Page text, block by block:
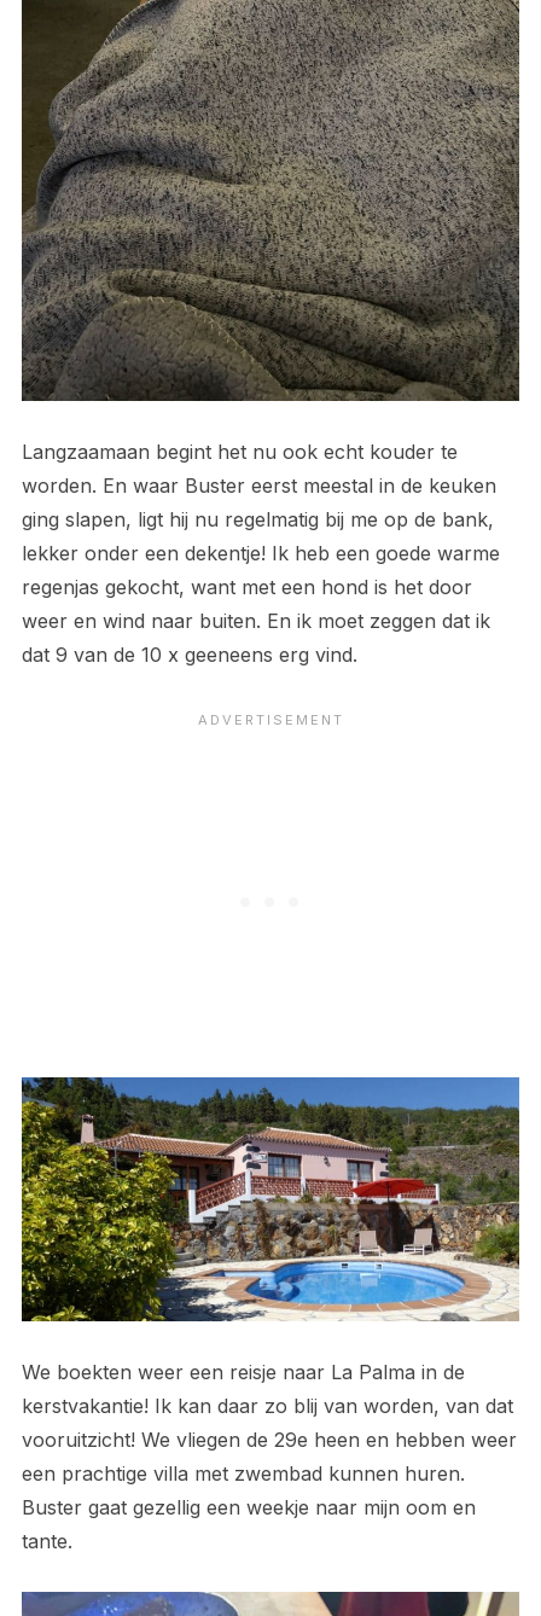
Langzaamaan begint het nu ook echt kouder te
worden. En waar Buster eerst meestal in de keuken
ging slapen, ligt hij nu regelmatig bij me op de bank,
lekker onder een dekentje! Ik heb een goede warme
regenjas gekocht, want met een hond is het door
weer en wind naar buiten. En ik moet zeggen dat ik
dat 9 van de 10 x geeneens erg vind.
We boekten weer een reisje naar La Palma in de
kerstvakantie! Ik kan daar zo blij van worden, van dat
vooruitzicht! We vliegen de 29e heen en hebben weer
een prachtige villa met zwembad kunnen huren.
Buster gaat gezellig een weekje naar mijn oom en
tante.